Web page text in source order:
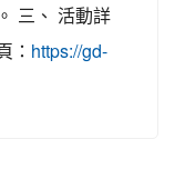
三、 活動詳
： https://gd-